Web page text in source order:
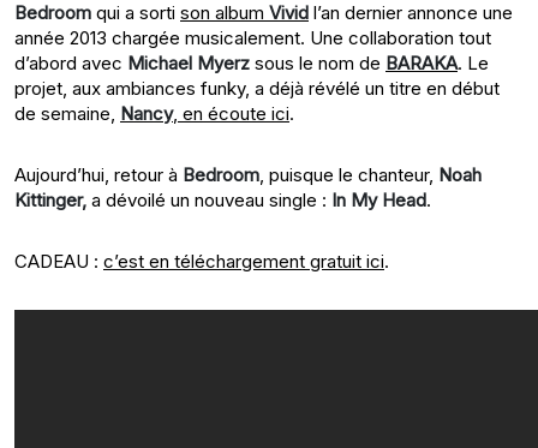
Bedroom qui a sorti son album Vivid l’an dernier annonce une
année 2013 chargée musicalement. Une collaboration tout
d’abord avec Michael Myerz sous le nom de BARAKA. Le
projet, aux ambiances funky, a déjà révélé un titre en début
de semaine, Nancy, en écoute ici.
Aujourd’hui, retour à Bedroom, puisque le chanteur, Noah
Kittinger, a dévoilé un nouveau single : In My Head.
CADEAU : c’est en téléchargement gratuit ici.